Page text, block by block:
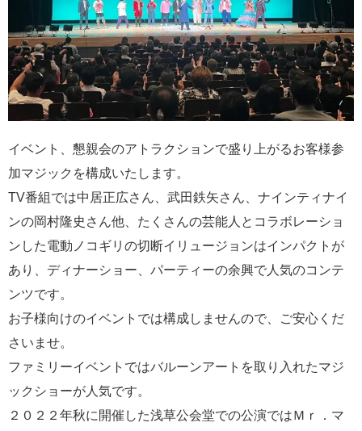
イベント、懇親会のアトラクションで盛り上がるお客様参
加マジックを構成いたします。
TV番組では中居正広さん、武田鉄矢さん、ナインティナイ
ンの岡村隆史さん他、たくさんの芸能人とコラボレーショ
ンした電動ノコギリの切断イリュージョンはインパクトが
あり、ディナーショー、パーティーの余興で人気のコンテ
ンツです。
お子様向けのイベントでは構成しませんので、ご安心くだ
さいませ。
ファミリーイベントではバルーンアートを取り入れたマジ
ックショーが人気です。
２０２２年秋に開催した浅草公会堂での公演ではＭｒ．マ